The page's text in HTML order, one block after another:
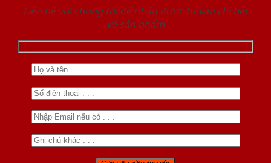
Liên hệ với chúng tôi để nhận được tư vấn chi tiết
về sản phẩm